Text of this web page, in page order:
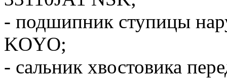
- подшипник ступицы
KOYO;
- сальник хвостовика